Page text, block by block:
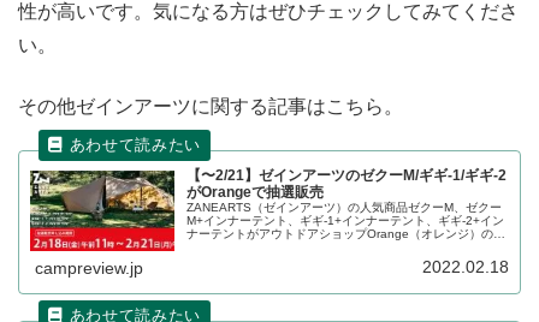
性が高いです。気になる方はぜひチェックしてみてくださ
い。
その他ゼインアーツに関する記事はこちら。
【〜2/21】ゼインアーツのゼクーM/ギギ-1/ギギ-2
がOrangeで抽選販売
ZANEARTS（ゼインアーツ）の人気商品ゼクーM、ゼクー
M+インナーテント、ギギ-1+インナーテント、ギギ-2+イン
ナーテントがアウトドアショップOrange（オレンジ）のオ
campreview.jp 2022.02.18